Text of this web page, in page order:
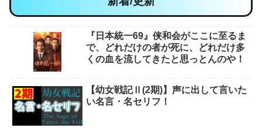
『日本統一69』侠和会がここに至るま
で、どれだけの者が死に、どれだけ多
くの血を流してきたと思っとんのや！
【幼女戦記Ⅱ(2期)】声に出して言いた
い名言・名セリフ！